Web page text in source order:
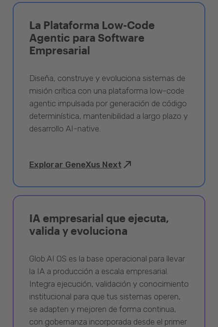
La Plataforma Low-Code
Agentic para Software
Empresarial
Diseña, construye y evoluciona sistemas de
misión crítica con una plataforma low-code
agentic impulsada por generación de código
determinística, mantenibilidad a largo plazo y
desarrollo AI-native.
Explorar GeneXus Next
IA empresarial que ejecuta,
valida y evoluciona
Glob.AI OS es la base operacional para llevar
la IA a producción a escala empresarial.
Integra ejecución, validación y conocimiento
institucional para que tus sistemas operen,
se adapten y mejoren de forma continua,
con gobernanza incorporada desde el primer